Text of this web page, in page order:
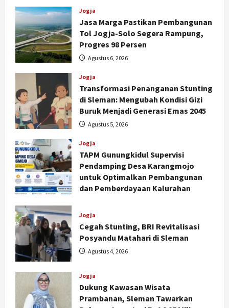
Jogja
Jasa Marga Pastikan Pembangunan
Tol Jogja-Solo Segera Rampung,
Progres 98 Persen
Agustus 6, 2026
Jogja
Transformasi Penanganan Stunting
di Sleman: Mengubah Kondisi Gizi
Buruk Menjadi Generasi Emas 2045
Agustus 5, 2026
Jogja
TAPM Gunungkidul Supervisi
Pendamping Desa Karangmojo
untuk Optimalkan Pembangunan
dan Pemberdayaan Kalurahan
Jogja
Cegah Stunting, BRI Revitalisasi
Posyandu Matahari di Sleman
Agustus 4, 2026
Jogja
Dukung Kawasan Wisata
Prambanan, Sleman Tawarkan
Nasional
BRIN Kembangkan Sepatu Murah
Mulai Rp75 Ribu untuk Sekolah